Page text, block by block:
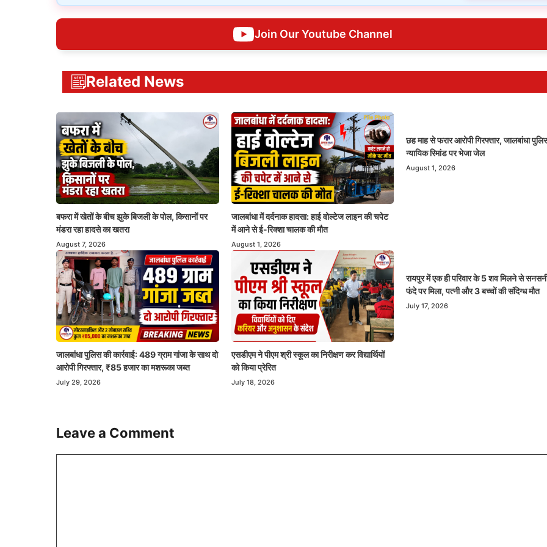
Join Our Youtube Channel
Related News
बफरा में खेतों के बीच झुके बिजली के पोल, किसानों पर
मंडरा रहा हादसे का खतरा
August 7, 2026
जालबांधा में दर्दनाक हादसा: हाई वोल्टेज लाइन की चपेट
में आने से ई-रिक्शा चालक की मौत
August 1, 2026
छह माह से फरार आरोपी गिरफ्तार, जालबांधा
न्यायिक रिमांड पर भेजा जेल
August 1, 2026
जालबांधा पुलिस की कार्रवाई: 489 ग्राम गांजा के साथ दो
आरोपी गिरफ्तार, ₹85 हजार का मशरूका जब्त
July 29, 2026
एसडीएम ने पीएम श्री स्कूल का निरीक्षण कर विद्यार्थियों
को किया प्रेरित
July 18, 2026
रायपुर में एक ही परिवार के 5 शव मिलने से
फंदे पर मिला, पत्नी और 3 बच्चों की संदिग्ध मौत
July 17, 2026
Leave a Comment